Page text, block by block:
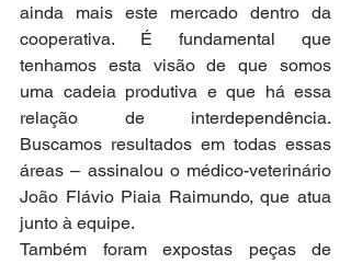
ainda mais este mercado dentro da
cooperativa. É fundamental que
tenhamos esta visão de que somos
uma cadeia produtiva e que há essa
relação de interdependência.
Buscamos resultados em todas essas
áreas – assinalou o médico-veterinário
João Flávio Piaia Raimundo, que atua
junto à equipe.
Também foram expostas peças de